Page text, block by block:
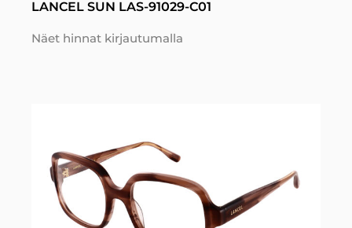
LANCEL SUN LAS-91029-C01
Näet hinnat kirjautumalla